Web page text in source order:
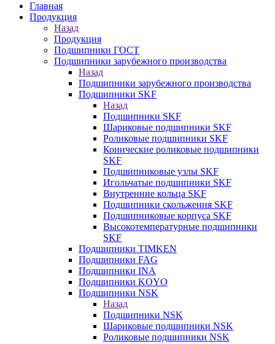
Главная
Продукция
Назад
Продукция
Подшипники ГОСТ
Подшипники зарубежного производства
Назад
Подшипники зарубежного производства
Подшипники SKF
Назад
Подшипники SKF
Шариковые подшипники SKF
Роликовые подшипники SKF
Конические роликовые подшипники
SKF
Подшипниковые узлы SKF
Игольчатые подшипники SKF
Внутренние кольца SKF
Подшипники скольжения SKF
Подшипниковые корпуса SKF
Высокотемпературные подшипники
SKF
Подшипники TIMKEN
Подшипники FAG
Подшипники INA
Подшипники KOYO
Подшипники NSK
Назад
Подшипники NSK
Шариковые подшипники NSK
Роликовые подшипники NSK